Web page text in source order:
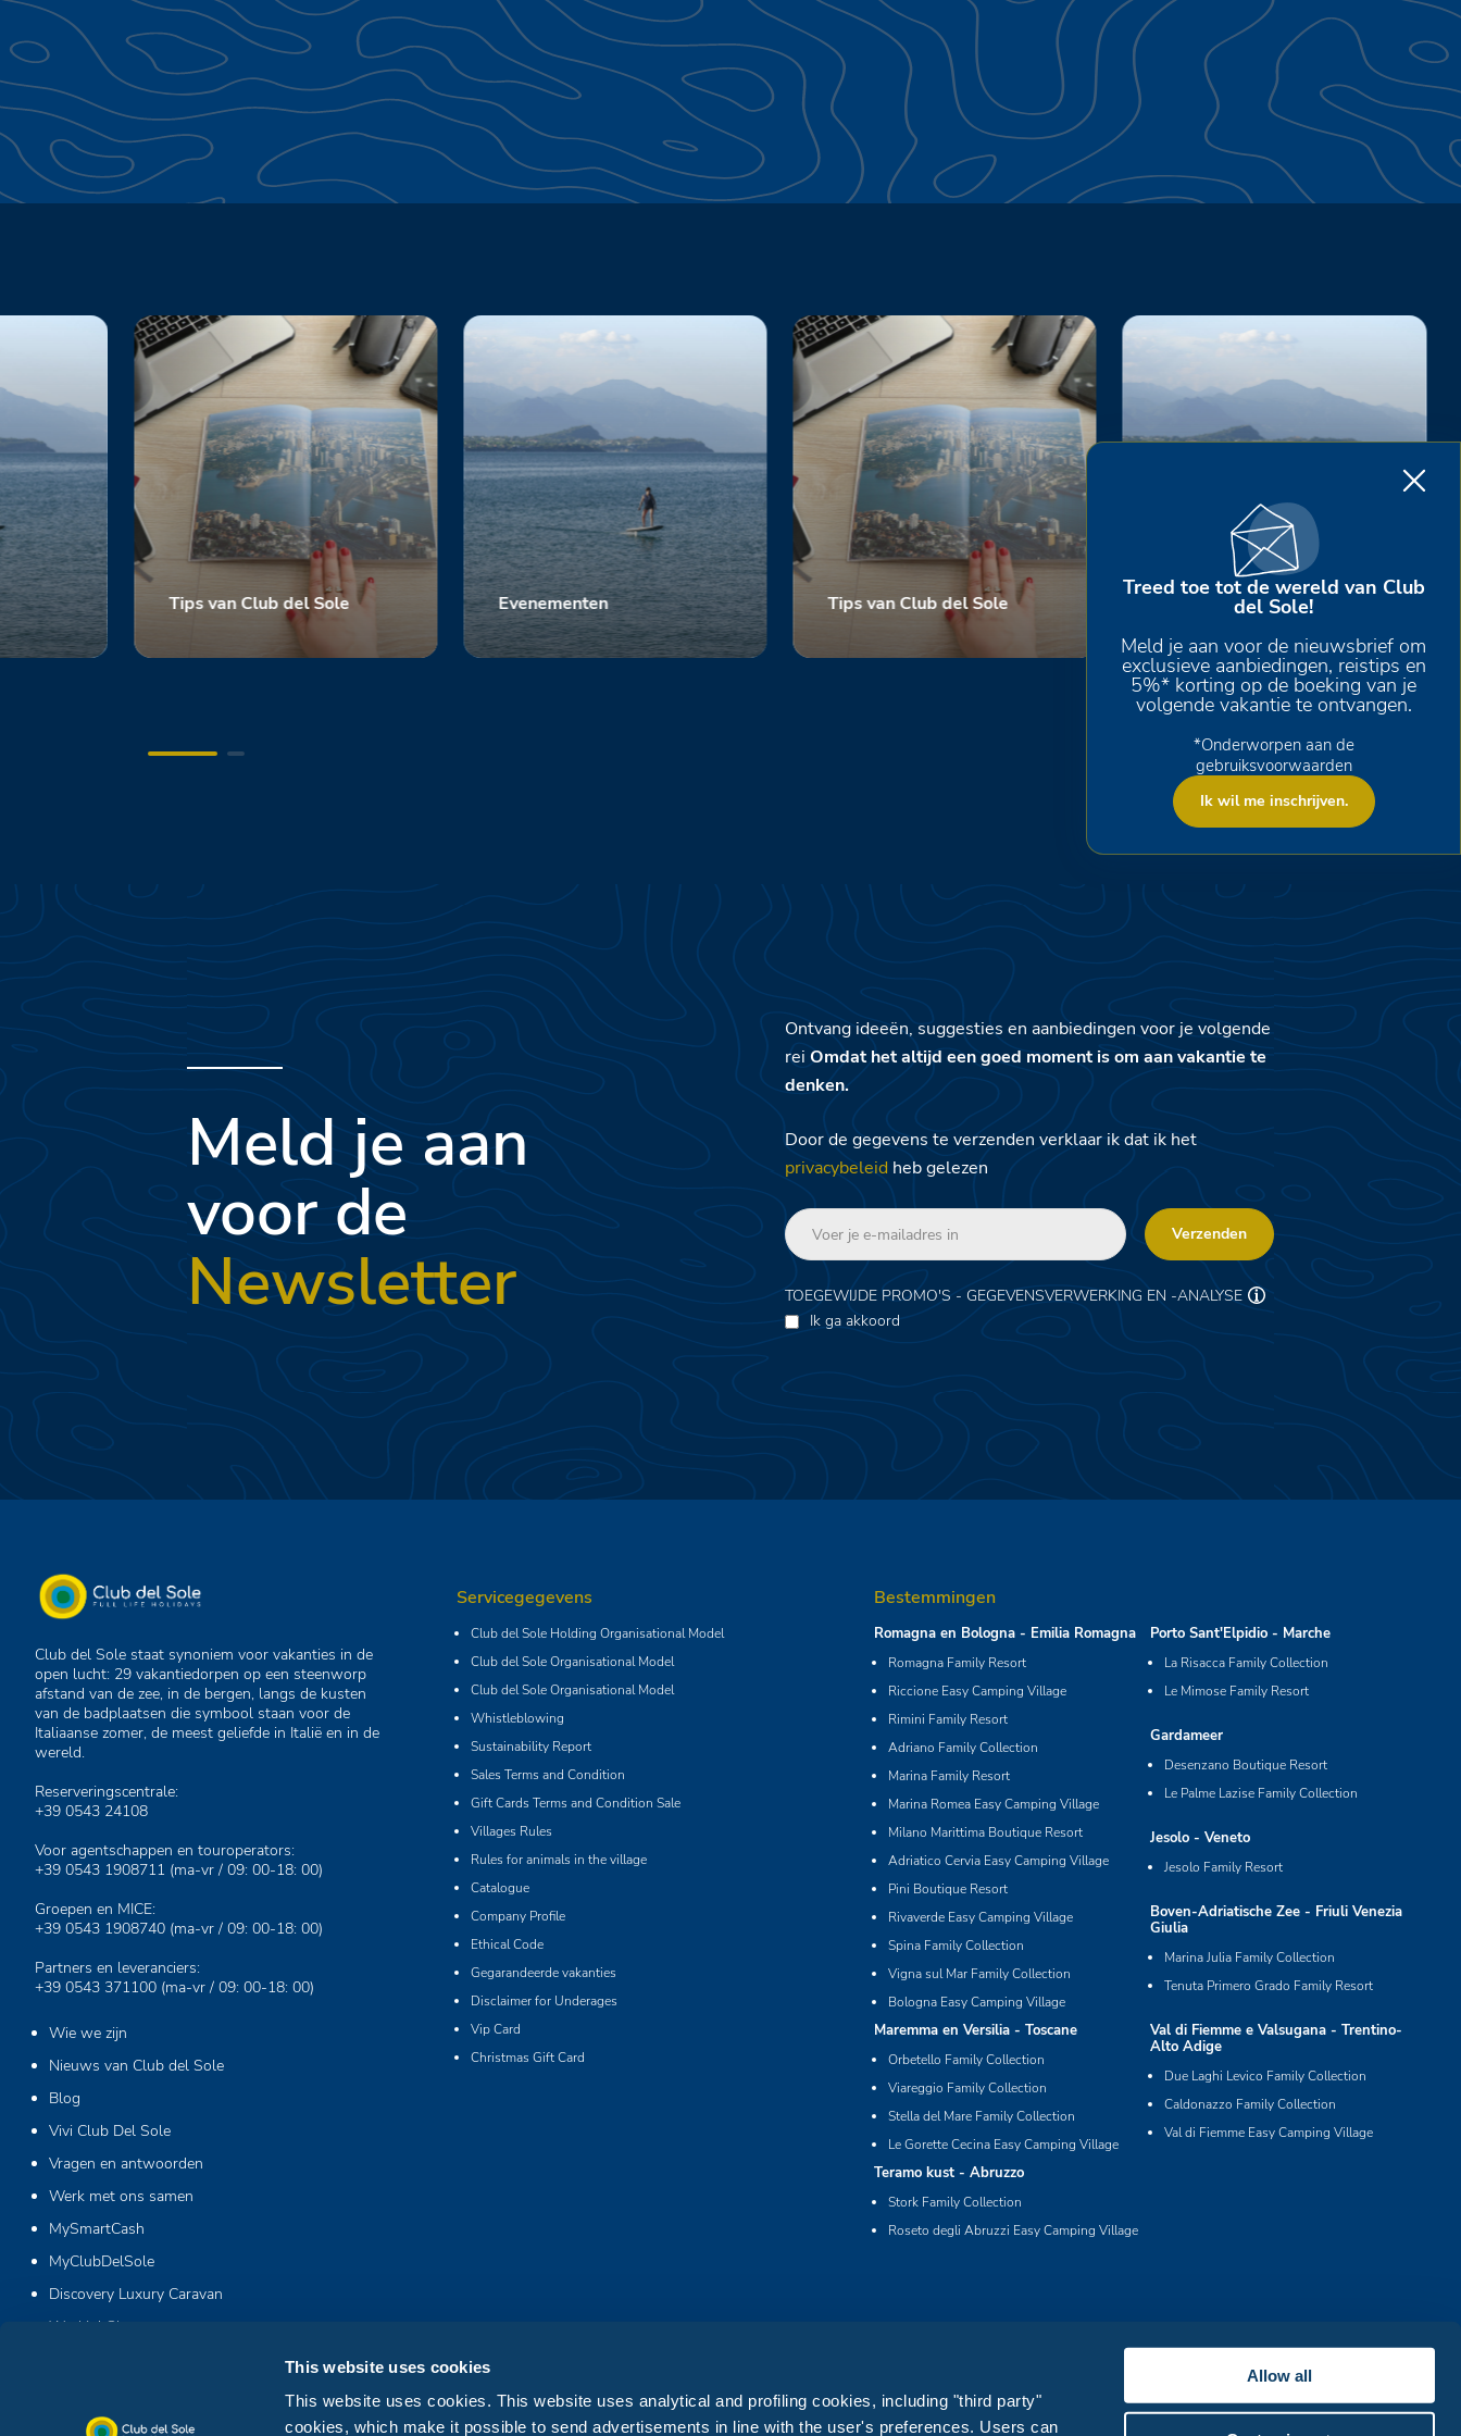
This website uses cookies
This website uses cookies. This website uses analytical and profiling cookies, including "third party"
cookies, which make it possible to send advertisements in line with the user's preferences. Users can
Allow all
Continua a esplorare
Tips van Club del Sole
Scopri Evenementen
Scopri Tips van Club del Sole
Scopri Evenementen
Meld je aan
voor de
Newsletter
Ontvang ideeën, suggesties en aanbiedingen voor je volgende
rei Omdat het altijd een goed moment is om aan vakantie te
denken.
Door de gegevens te verzenden verklaar ik dat ik het
privacybeleid heb gelezen
Verzenden
TOEGEWIJDE PROMO'S - GEGEVENSVERWERKING EN -ANALYSE
Ik ga akkoord
Treed toe tot de wereld van Club
del Sole!
Meld je aan voor de nieuwsbrief om
exclusieve aanbiedingen, reistips en
5%* korting op de boeking van je
volgende vakantie te ontvangen.
*Onderworpen aan de
gebruiksvoorwaarden
Ik wil me inschrijven.
Club del Sole staat synoniem voor vakanties in de
open lucht: 29 vakantiedorpen op een steenworp
afstand van de zee, in de bergen, langs de kusten
van de badplaatsen die symbool staan voor de
Italiaanse zomer, de meest geliefde in Italië en in de
wereld.
Reserveringscentrale:
+39 0543 24108
Voor agentschappen en touroperators:
+39 0543 1908711 (ma-vr / 09: 00-18: 00)
Groepen en MICE:
+39 0543 1908740 (ma-vr / 09: 00-18: 00)
Partners en leveranciers:
+39 0543 371100 (ma-vr / 09: 00-18: 00)
Wie we zijn
Nieuws van Club del Sole
Blog
Vivi Club Del Sole
Vragen en antwoorden
Werk met ons samen
MySmartCash
MyClubDelSole
Discovery Luxury Caravan
Workin' Glamp
Servicegegevens
Club del Sole Holding Organisational Model
Club del Sole Organisational Model
Club del Sole Organisational Model
Whistleblowing
Sustainability Report
Sales Terms and Condition
Gift Cards Terms and Condition Sale
Villages Rules
Rules for animals in the village
Catalogue
Company Profile
Ethical Code
Gegarandeerde vakanties
Disclaimer for Underages
Vip Card
Christmas Gift Card
Bestemmingen
Romagna en Bologna - Emilia Romagna
Romagna Family Resort
Riccione Easy Camping Village
Rimini Family Resort
Adriano Family Collection
Marina Family Resort
Marina Romea Easy Camping Village
Milano Marittima Boutique Resort
Adriatico Cervia Easy Camping Village
Pini Boutique Resort
Rivaverde Easy Camping Village
Spina Family Collection
Vigna sul Mar Family Collection
Bologna Easy Camping Village
Maremma en Versilia - Toscane
Orbetello Family Collection
Viareggio Family Collection
Stella del Mare Family Collection
Le Gorette Cecina Easy Camping Village
Teramo kust - Abruzzo
Stork Family Collection
Roseto degli Abruzzi Easy Camping Village
Porto Sant'Elpidio - Marche
La Risacca Family Collection
Le Mimose Family Resort
Gardameer
Desenzano Boutique Resort
Le Palme Lazise Family Collection
Jesolo - Veneto
Jesolo Family Resort
Boven-Adriatische Zee - Friuli Venezia
Giulia
Marina Julia Family Collection
Tenuta Primero Grado Family Resort
Val di Fiemme e Valsugana - Trentino-
Alto Adige
Due Laghi Levico Family Collection
Caldonazzo Family Collection
Val di Fiemme Easy Camping Village